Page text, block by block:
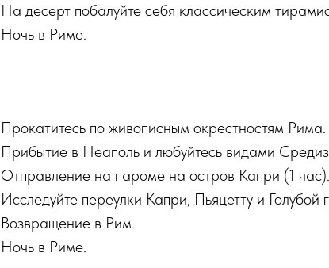
На десерт побалуйте себя классическим
Ночь в Риме.
Прокатитесь по живописным окрестностям Рима.
Прибытие в Неаполь и любуйтесь видами
Отправление на пароме на остров Капри (1 час).
Исследуйте переулки Капри, Пьяцетту и Голубой
Возвращение в Рим.
Ночь в Риме.